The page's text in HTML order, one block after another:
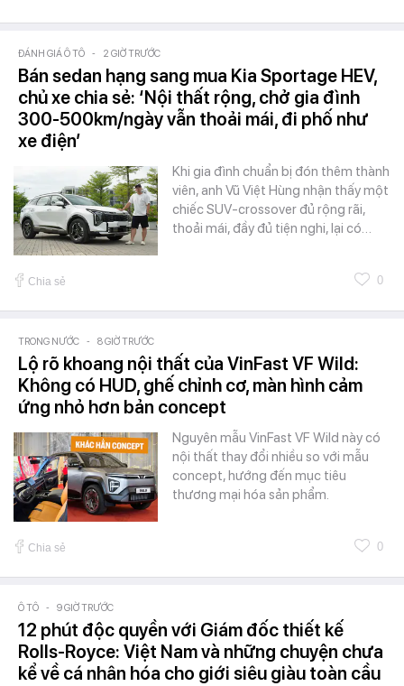
ĐÁNH GIÁ Ô TÔ - 2 GIỜ TRƯỚC
Bán sedan hạng sang mua Kia Sportage HEV,
chủ xe chia sẻ: ‘Nội thất rộng, chở gia đình
300-500km/ngày vẫn thoải mái, đi phố như
xe điện’
Khi gia đình chuẩn bị đón thêm thành
viên, anh Vũ Việt Hùng nhận thấy một
chiếc SUV-crossover đủ rộng rãi,
thoải mái, đầy đủ tiện nghi, lại có…
Chia sẻ 0
TRONG NƯỚC - 8 GIỜ TRƯỚC
Lộ rõ khoang nội thất của VinFast VF Wild:
Không có HUD, ghế chỉnh cơ, màn hình cảm
ứng nhỏ hơn bản concept
Nguyên mẫu VinFast VF Wild này có
nội thất thay đổi nhiều so với mẫu
concept, hướng đến mục tiêu
thương mại hóa sản phẩm.
Chia sẻ 0
Ô TÔ - 9 GIỜ TRƯỚC
12 phút độc quyền với Giám đốc thiết kế
Rolls-Royce: Việt Nam và những chuyện chưa
kể về cá nhân hóa cho giới siêu giàu toàn cầu